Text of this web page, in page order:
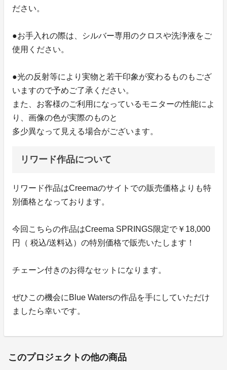
ださい。
●お手入れの際は、シルバー専用のクロスや洗浄液をご
使用ください。
●光の反射等により実物と若干印象が変わるものもござ
いますので予めご了承ください。
また、お客様のご利用になっているモニターの性能によ
り、画像の色が実際のものと
多少異なって見える場合がございます。
リワード作品について
リワード作品はCreemaのサイトでの販売価格よりも特
別価格となっております。
今回こちらの作品はCreema SPRINGS限定で￥18,000
円（ 税込/送料込）の特別価格で販売いたします！
チェーン付きのお得なセットになります。
ぜひこの機会にBlue Watersの作品を手にしていただけ
ましたら幸いです。
このプロジェクトの他の商品